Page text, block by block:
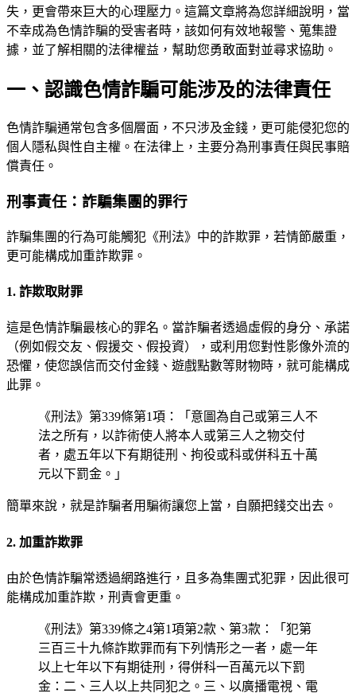
失，更會帶來巨大的心理壓力。這篇文章將為您詳細說明，當
不幸成為色情詐騙的受害者時，該如何有效地報警、蒐集證
據，並了解相關的法律權益，幫助您勇敢面對並尋求協助。
一、認識色情詐騙可能涉及的法律責任
色情詐騙通常包含多個層面，不只涉及金錢，更可能侵犯您的
個人隱私與性自主權。在法律上，主要分為刑事責任與民事賠
償責任。
刑事責任：詐騙集團的罪行
詐騙集團的行為可能觸犯《刑法》中的詐欺罪，若情節嚴重，
更可能構成加重詐欺罪。
1. 詐欺取財罪
這是色情詐騙最核心的罪名。當詐騙者透過虛假的身分、承諾
（例如假交友、假援交、假投資），或利用您對性影像外流的
恐懼，使您誤信而交付金錢、遊戲點數等財物時，就可能構成
此罪。
《刑法》第339條第1項：「意圖為自己或第三人不
法之所有，以詐術使人將本人或第三人之物交付
者，處五年以下有期徒刑、拘役或科或併科五十萬
元以下罰金。」
簡單來說，就是詐騙者用騙術讓您上當，自願把錢交出去。
2. 加重詐欺罪
由於色情詐騙常透過網路進行，且多為集團式犯罪，因此很可
能構成加重詐欺，刑責會更重。
《刑法》第339條之4第1項第2款、第3款：「犯第
三百三十九條詐欺罪而有下列情形之一者，處一年
以上七年以下有期徒刑，得併科一百萬元以下罰
金：二、三人以上共同犯之。三、以廣播電視、電